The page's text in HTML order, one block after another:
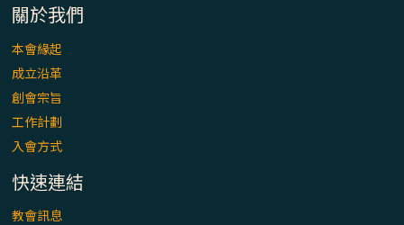
關於我們
本會緣起
成立沿革
創會宗旨
工作計劃
入會方式
快速連結
教會訊息